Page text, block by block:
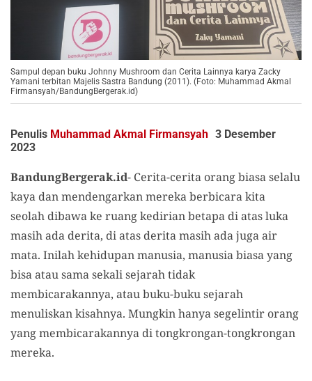
Sampul depan buku Johnny Mushroom dan Cerita Lainnya karya Zacky
Yamani terbitan Majelis Sastra Bandung (2011). (Foto: Muhammad Akmal
Firmansyah/BandungBergerak.id)
Penulis Muhammad Akmal Firmansyah 3 Desember
2023
BandungBergerak.id- Cerita-cerita orang biasa selalu
kaya dan mendengarkan mereka berbicara kita
seolah dibawa ke ruang kedirian betapa di atas luka
masih ada derita, di atas derita masih ada juga air
mata. Inilah kehidupan manusia, manusia biasa yang
bisa atau sama sekali sejarah tidak
membicarakannya, atau buku-buku sejarah
menuliskan kisahnya. Mungkin hanya segelintir orang
yang membicarakannya di tongkrongan-tongkrongan
mereka.